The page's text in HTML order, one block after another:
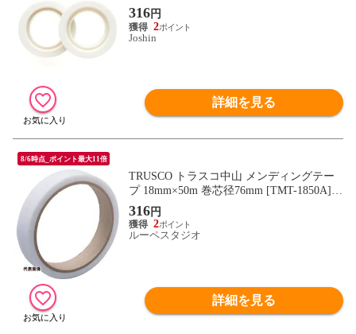
1TA-2P(31434) 【返品種別A】
316円
2
Joshin
詳細を見る
8/6時点_ポイント最大11倍
TRUSCO トラスコ中山 メンディングテー
プ 18mm×50m 巻芯径76mm [TMT-1850A] T
MT1850A 販売単位：1
316円
2
ルーペスタジオ
詳細を見る